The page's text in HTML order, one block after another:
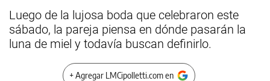
Luego de la lujosa boda que celebraron este
sábado, la pareja piensa en dónde pasarán la
luna de miel y todavía buscan definirlo.
+ Agregar LMCipolletti.com en